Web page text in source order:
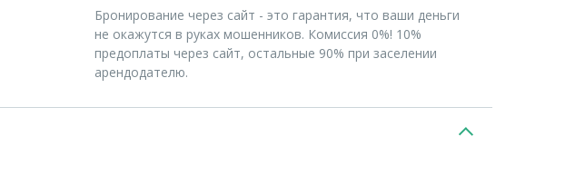
Бронирование через сайт - это гарантия, что ваши деньги
не окажутся в руках мошенников. Комиссия 0%! 10%
предоплаты через сайт, остальные 90% при заселении
арендодателю.